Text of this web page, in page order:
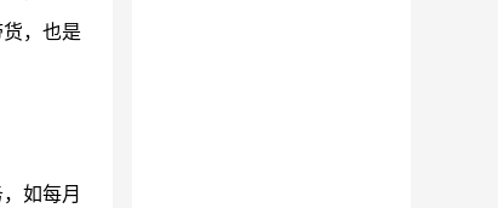
，也是
如每月